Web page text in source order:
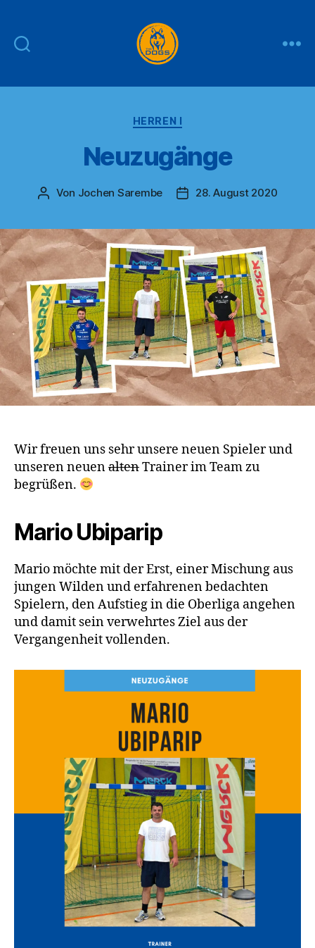
DOGS
Kategorien
HERREN I
Neuzugänge
Beitragsautor
Von Jochen Sarembe Veröffentlichungsdatum
28. August 2020
Wir freuen uns sehr unsere neuen Spieler und
unseren neuenaltenTrainer im Team zu
begrüßen.
Mario Ubiparip
Mario möchte mit der Erst, einer Mischung aus
jungen Wilden und erfahrenen bedachten
Spielern, den Aufstieg in die Oberliga angehen
und damit sein verwehrtes Ziel aus der
Vergangenheit vollenden.